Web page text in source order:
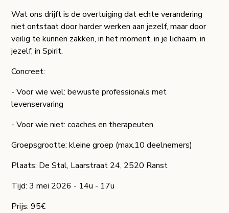
Wat ons drijft is de overtuiging dat echte verandering
niet ontstaat door harder werken aan jezelf, maar door
veilig te kunnen zakken, in het moment, in je lichaam, in
jezelf, in Spirit.
Concreet:
- Voor wie wel: bewuste professionals met
levenservaring
- Voor wie niet: coaches en therapeuten
Groepsgrootte: kleine groep (max.10 deelnemers)
Plaats: De Stal, Laarstraat 24, 2520 Ranst
Tijd: 3 mei 2026 - 14u - 17u
Prijs: 95€